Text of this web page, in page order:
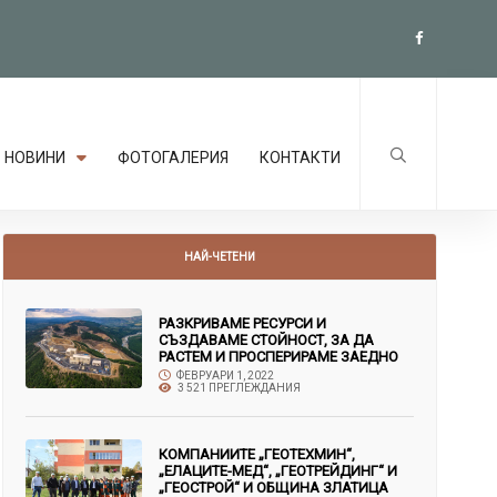
НОВИНИ ФОТОГАЛЕРИЯ КОНТАКТИ
НАЙ-ЧЕТЕНИ
РАЗКРИВАМЕ РЕСУРСИ И
СЪЗДАВАМЕ СТОЙНОСТ, ЗА ДА
РАСТЕМ И ПРОСПЕРИРАМЕ ЗАЕДНО
ФЕВРУАРИ 1, 2022
3 521 ПРЕГЛЕЖДАНИЯ
КОМПАНИИТЕ „ГЕОТЕХМИН“,
„ЕЛАЦИТЕ-МЕД“, „ГЕОТРЕЙДИНГ“ И
„ГЕОСТРОЙ“ И ОБЩИНА ЗЛАТИЦА